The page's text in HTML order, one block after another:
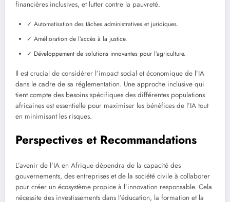
financières inclusives, et lutter contre la pauvreté.
✓ Automatisation des tâches administratives et juridiques.
✓ Amélioration de l’accès à la justice.
✓ Développement de solutions innovantes pour l’agriculture.
Il est crucial de considérer l’impact social et économique de l’IA
dans le cadre de sa réglementation. Une approche inclusive qui
tient compte des besoins spécifiques des différentes populations
africaines est essentielle pour maximiser les bénéfices de l’IA tout
en minimisant les risques.
Perspectives et Recommandations
L’avenir de l’IA en Afrique dépendra de la capacité des
gouvernements, des entreprises et de la société civile à collaborer
pour créer un écosystème propice à l’innovation responsable. Cela
nécessite des investissements dans l’éducation, la formation et la